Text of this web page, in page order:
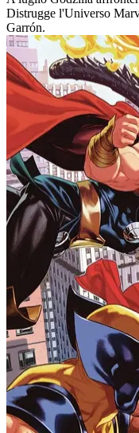
Distrugge l'Universo
Garrón.